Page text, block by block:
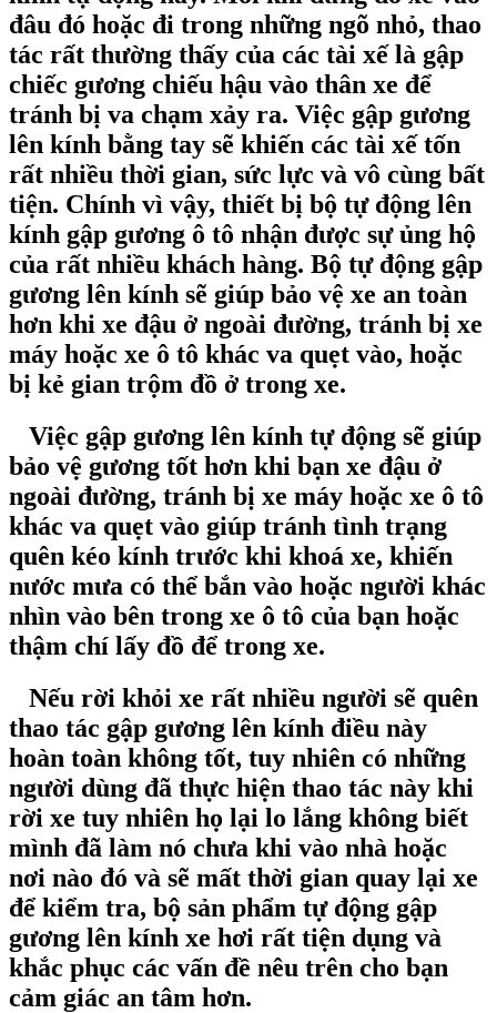
đâu đó hoặc đi trong những ngõ nhỏ, thao
tác rất thường thấy của các tài xế là gập
chiếc gương chiếu hậu vào thân xe để
tránh bị va chạm xảy ra. Việc gập gương
lên kính bằng tay sẽ khiến các tài xế tốn
rất nhiều thời gian, sức lực và vô cùng bất
tiện. Chính vì vậy, thiết bị bộ tự động lên
kính gập gương ô tô nhận được sự ủng hộ
của rất nhiều khách hàng. Bộ tự động gập
gương lên kính sẽ giúp bảo vệ xe an toàn
hơn khi xe đậu ở ngoài đường, tránh bị xe
máy hoặc xe ô tô khác va quẹt vào, hoặc
bị kẻ gian trộm đồ ở trong xe.
Việc gập gương lên kính tự động sẽ giúp
bảo vệ gương tốt hơn khi bạn xe đậu ở
ngoài đường, tránh bị xe máy hoặc xe ô tô
khác va quẹt vào giúp tránh tình trạng
quên kéo kính trước khi khoá xe, khiến
nước mưa có thể bắn vào hoặc người khác
nhìn vào bên trong xe ô tô của bạn hoặc
thậm chí lấy đồ để trong xe.
Nếu rời khỏi xe rất nhiều người sẽ quên
thao tác gập gương lên kính điều này
hoàn toàn không tốt, tuy nhiên có những
người dùng đã thực hiện thao tác này khi
rời xe tuy nhiên họ lại lo lắng không biết
mình đã làm nó chưa khi vào nhà hoặc
nơi nào đó và sẽ mất thời gian quay lại xe
để kiểm tra, bộ sản phẩm tự động gập
gương lên kính xe hơi rất tiện dụng và
khắc phục các vấn đề nêu trên cho bạn
cảm giác an tâm hơn.